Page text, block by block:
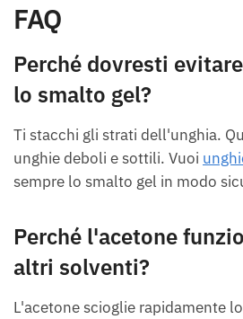
FAQ
Perché dovresti
lo smalto gel?
Ti stacchi gli strati dell'unghia.
unghie deboli e sottili. Vuoi
sempre lo smalto gel in modo
Perché l'acetone
altri solventi?
L'acetone scioglie rapidamente